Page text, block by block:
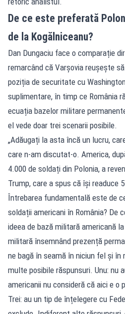
De ce este preferată
de la Kogălniceanu?
Dan Dungaciu face o comparație
remarcând că Varșovia reușește
poziția de securitate cu
suplimentare, în timp ce România
ecuația bazelor militare
el vede doar trei scenarii posibile.
„Adăugați la asta încă un lucru,
care n-am discutat-o. America,
4.000 de soldați din Polonia, a
Trump, care a spus că își readuce
Întrebarea fundamentală este de
soldații americani în România? De
ideea de bază militară americană
militară însemnând prezență
ne bagă în seamă în niciun fel și
multe posibile răspunsuri. Unu: nu
americanii nu consideră că aici e o
Trei: au un tip de înțelegere cu